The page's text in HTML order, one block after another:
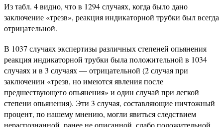
Из табл. 4 видно, что в 1294 случаях, когда было дано
заключение «трезв», реакция индикаторной трубки был всегда
отрицательной.
В 1037 случаях экспертизы различных степеней опьянения
реакция индикаторной трубки была положительной в 1034
случаях и в 3 случаях — отрицательной (2 случая при
заключении «трезв, но имеются явления после
предшествующего опьянения» и один случай при легкой
степени опьянения). Эти 3 случая, составляющие ничтожный
процент, по нашему мнению, могли явиться следствием
нераспознанной, ранее не описанной, слабо положительной